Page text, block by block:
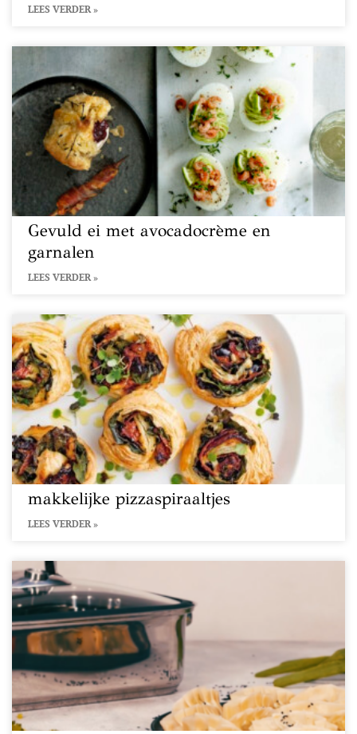
LEES VERDER »
Gevuld ei met avocadocrème en
garnalen
LEES VERDER »
makkelijke pizzaspiraaltjes
LEES VERDER »